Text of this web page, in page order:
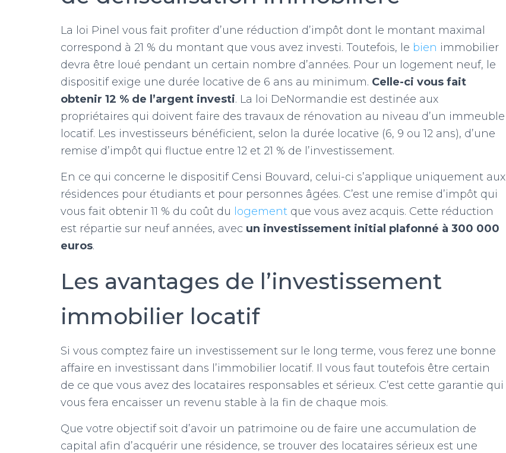
La loi Pinel vous fait profiter d’une réduction d’impôt dont le montant maximal
correspond à 21 % du montant que vous avez investi. Toutefois, le bien immobilier
devra être loué pendant un certain nombre d’années. Pour un logement neuf, le
dispositif exige une durée locative de 6 ans au minimum. Celle-ci vous fait
obtenir 12 % de l’argent investi. La loi DeNormandie est destinée aux
propriétaires qui doivent faire des travaux de rénovation au niveau d’un immeuble
locatif. Les investisseurs bénéficient, selon la durée locative (6, 9 ou 12 ans), d’une
remise d’impôt qui fluctue entre 12 et 21 % de l’investissement.
En ce qui concerne le dispositif Censi Bouvard, celui-ci s’applique uniquement aux
résidences pour étudiants et pour personnes âgées. C’est une remise d’impôt qui
vous fait obtenir 11 % du coût du logement que vous avez acquis. Cette réduction
est répartie sur neuf années, avec un investissement initial plafonné à 300 000
euros.
Les avantages de l’investissement
immobilier locatif
Si vous comptez faire un investissement sur le long terme, vous ferez une bonne
affaire en investissant dans l’immobilier locatif. Il vous faut toutefois être certain
de ce que vous avez des locataires responsables et sérieux. C’est cette garantie qui
vous fera encaisser un revenu stable à la fin de chaque mois.
Que votre objectif soit d’avoir un patrimoine ou de faire une accumulation de
capital afin d’acquérir une résidence, se trouver des locataires sérieux est une